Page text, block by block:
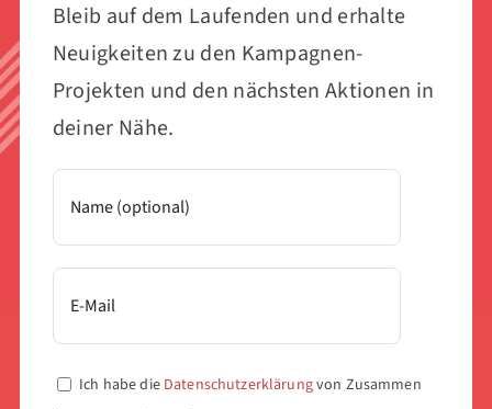
Bleib auf dem Laufenden und erhalte
Neuigkeiten zu den Kampagnen-
Projekten und den nächsten Aktionen in
deiner Nähe.
Ich habe die Datenschutzerklärungvon Zusammen